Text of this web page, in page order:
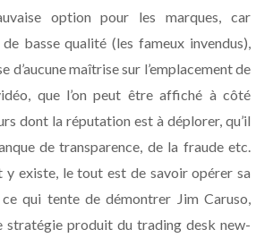
option pour les marques, car
basse qualité (les fameux invendus),
d’aucune maîtrise sur l’emplacement de
que l’on peut être affiché à côté
dont la réputation est à déplorer, qu’il
de transparence, de la fraude etc.
y existe, le tout est de savoir opérer sa
ce qui tente de démontrer Jim Caruso,
stratégie produit du trading desk new-